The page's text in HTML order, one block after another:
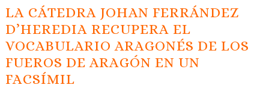
LA CÁTEDRA JOHAN FERRÁNDEZ
D’HEREDIA RECUPERA EL
VOCABULARIO ARAGONÉS DE LOS
FUEROS DE ARAGÓN EN UN
FACSÍMIL